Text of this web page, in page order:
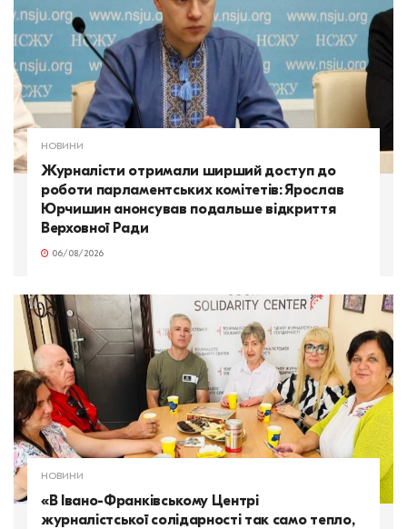
НОВИНИ
Журналісти отримали ширший доступ до
роботи парламентських комітетів: Ярослав
Юрчишин анонсував подальше відкриття
Верховної Ради
06/08/2026
НОВИНИ
«В Івано-Франківському Центрі
журналістської солідарності так само тепло,